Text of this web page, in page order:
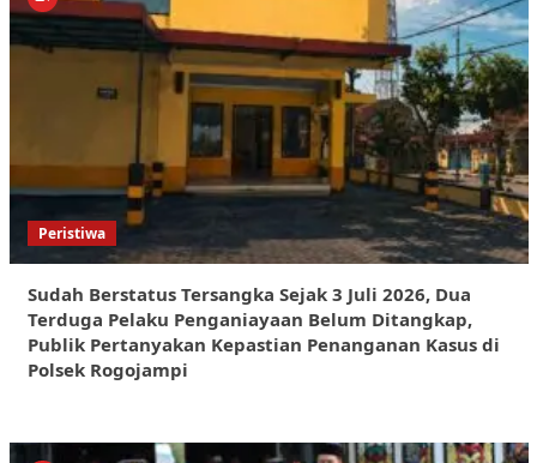
Peristiwa
Sudah Berstatus Tersangka Sejak 3 Juli 2026, Dua
Terduga Pelaku Penganiayaan Belum Ditangkap,
Publik Pertanyakan Kepastian Penanganan Kasus di
Polsek Rogojampi